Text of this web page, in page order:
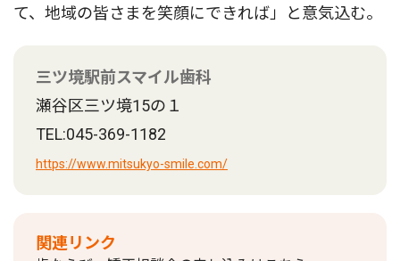
て、地域の皆さまを笑顔にできれば」と意気込む。
三ツ境駅前スマイル歯科
瀬谷区三ツ境15の１
TEL:045-369-1182
https://www.mitsukyo-smile.com/
関連リンク